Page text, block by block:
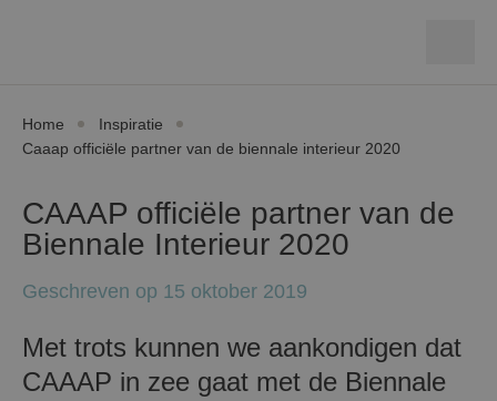
Home
Inspiratie
Caaap officiële partner van de biennale interieur 2020
CAAAP officiële partner van de
Biennale Interieur 2020
Geschreven op 15 oktober 2019
Met trots kunnen we aankondigen dat
CAAAP in zee gaat met de Biennale